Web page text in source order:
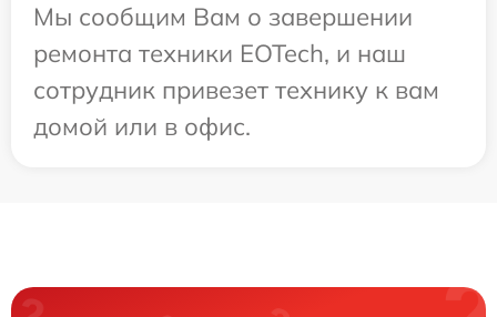
Мы сообщим Вам о завершении
ремонта техники EOTech, и наш
сотрудник привезет технику к вам
домой или в офис.